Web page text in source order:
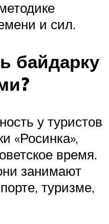
и сил.
байдарку
у туристов
«Росинка»,
время.
занимают
туризме,